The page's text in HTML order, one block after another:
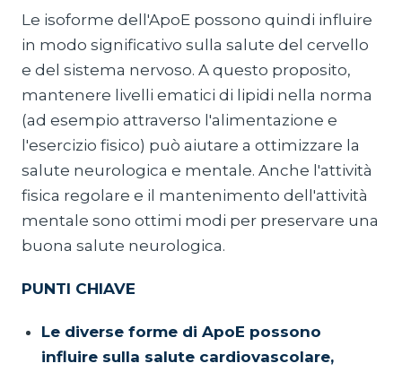
Le isoforme dell'ApoE possono quindi influire
in modo significativo sulla salute del cervello
e del sistema nervoso. A questo proposito,
mantenere livelli ematici di lipidi nella norma
(ad esempio attraverso l'alimentazione e
l'esercizio fisico) può aiutare a ottimizzare la
salute neurologica e mentale. Anche l'attività
fisica regolare e il mantenimento dell'attività
mentale sono ottimi modi per preservare una
buona salute neurologica.
PUNTI CHIAVE
Le diverse forme di ApoE possono
influire sulla salute cardiovascolare,